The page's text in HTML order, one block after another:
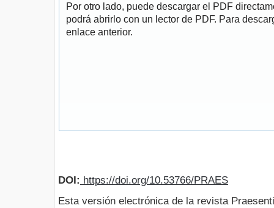
Por otro lado, puede descargar el PDF
podrá abrirlo con un lector de PDF. Para
enlace anterior.
DOI: https://doi.org/10.53766/PRAES
Esta versión electrónica de la revista